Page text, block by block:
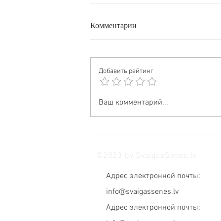
🦁 Острота ума и природное
спокойствие в одном грибе?
Комментарии
Добавить рейтинг
Ваш комментарий...
Адрес электронной почты:
info@svaigassenes.lv
Адрес электронной почты: